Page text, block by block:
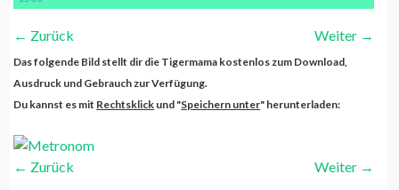
← Zurück Weiter →
Das folgende Bild stellt dir die Tigermama kostenlos zum Download,
Ausdruck und Gebrauch zur Verfügung.
Du kannst es mit Rechtsklick und "Speichern unter" herunterladen:
← Zurück Weiter →